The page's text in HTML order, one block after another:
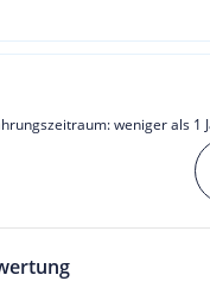
weniger als 1